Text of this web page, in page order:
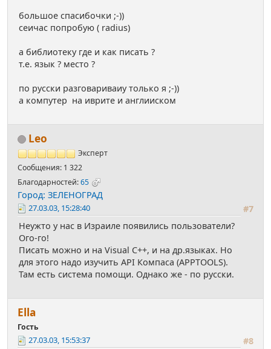
большое спасибочки ;-))
сеичас попробую ( radius)
а библиотеку где и как писать ?
т.е. язык ? место ?
по русски разговариваиу только я ;-))
а компутер на иврите и англииском
Leo
Эксперт
Сообщения: 1 322
Благодарностей:65
Город: ЗЕЛЕНОГРАД
#7
27.03.03, 15:28:40
Неужто у нас в Израиле появились пользователи?
Ого-го!
Писать можно и на Visual C++, и на др.языках. Но
для этого надо изучить API Компаса (APPTOOLS).
Там есть система помощи. Однако же - по русски.
Ella
Гость
#8
27.03.03, 15:53:37